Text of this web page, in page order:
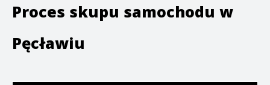
Proces skupu samochodu w
Pęcławiu